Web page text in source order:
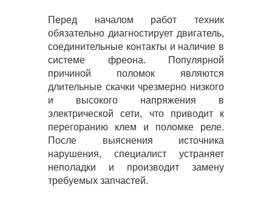
Перед началом работ техник
обязательно диагностирует двигатель,
соединительные контакты и наличие в
системе фреона. Популярной
причиной поломок являются
длительные скачки чрезмерно низкого
и высокого напряжения в
электрической сети, что приводит к
перегоранию клем и поломке реле.
После выяснения источника
нарушения, специалист устраняет
неполадки и производит замену
требуемых запчастей.